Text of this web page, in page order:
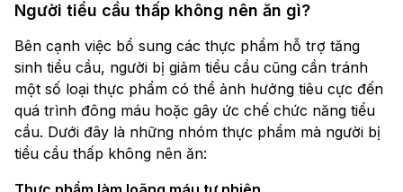
Người tiểu cầu thấp không nên ăn gì?
Bên cạnh việc bổ sung các thực phẩm hỗ trợ tăng
sinh tiểu cầu, người bị giảm tiểu cầu cũng cần tránh
một số loại thực phẩm có thể ảnh hưởng tiêu cực đến
quá trình đông máu hoặc gây ức chế chức năng tiểu
cầu. Dưới đây là những nhóm thực phẩm mà người bị
tiểu cầu thấp không nên ăn: